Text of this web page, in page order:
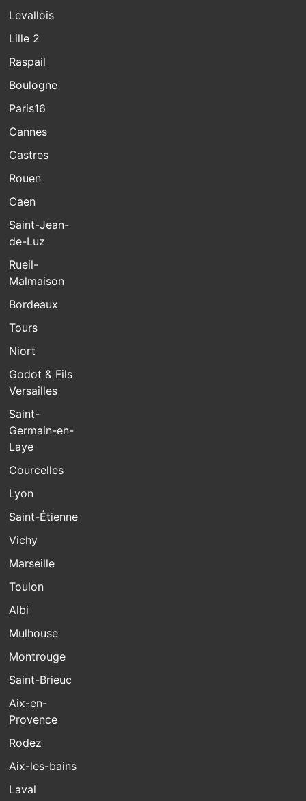
Levallois
Lille 2
Raspail
Boulogne
Paris16
Cannes
Castres
Rouen
Caen
Saint-Jean-
de-Luz
Rueil-
Malmaison
Bordeaux
Tours
Niort
Godot & Fils
Versailles
Saint-
Germain-en-
Laye
Courcelles
Lyon
Saint-Étienne
Vichy
Marseille
Toulon
Albi
Mulhouse
Montrouge
Saint-Brieuc
Aix-en-
Provence
Rodez
Aix-les-bains
Laval